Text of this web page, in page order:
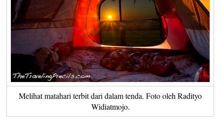
Melihat matahari terbit dari dalam tenda. Foto oleh Radityo
Widiatmojo.